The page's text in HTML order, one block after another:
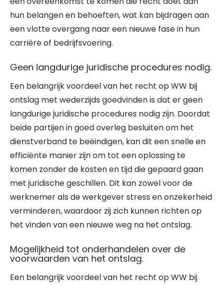
hun belangen en behoeften, wat kan bijdragen aan
een vlotte overgang naar een nieuwe fase in hun
carrière of bedrijfsvoering.
Geen langdurige juridische procedures nodig.
Een belangrijk voordeel van het recht op WW bij
ontslag met wederzijds goedvinden is dat er geen
langdurige juridische procedures nodig zijn. Doordat
beide partijen in goed overleg besluiten om het
dienstverband te beëindigen, kan dit een snelle en
efficiënte manier zijn om tot een oplossing te
komen zonder de kosten en tijd die gepaard gaan
met juridische geschillen. Dit kan zowel voor de
werknemer als de werkgever stress en onzekerheid
verminderen, waardoor zij zich kunnen richten op
het vinden van een nieuwe weg na het ontslag.
Mogelijkheid tot onderhandelen over de
voorwaarden van het ontslag.
Een belangrijk voordeel van het recht op WW bij